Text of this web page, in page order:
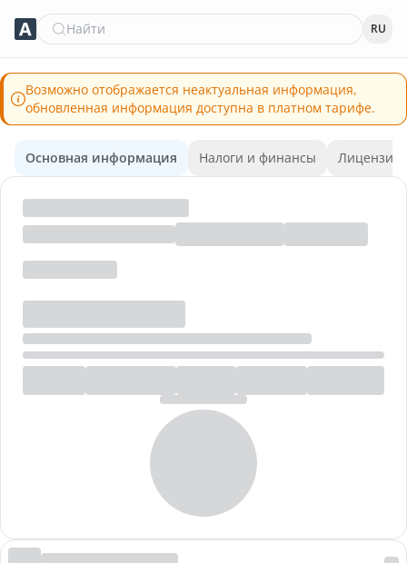
Найти RU
Возможно отображается неактуальная информация,
обновленная информация доступна в платном тарифе.
Основная информация Налоги и финансы Лицензии